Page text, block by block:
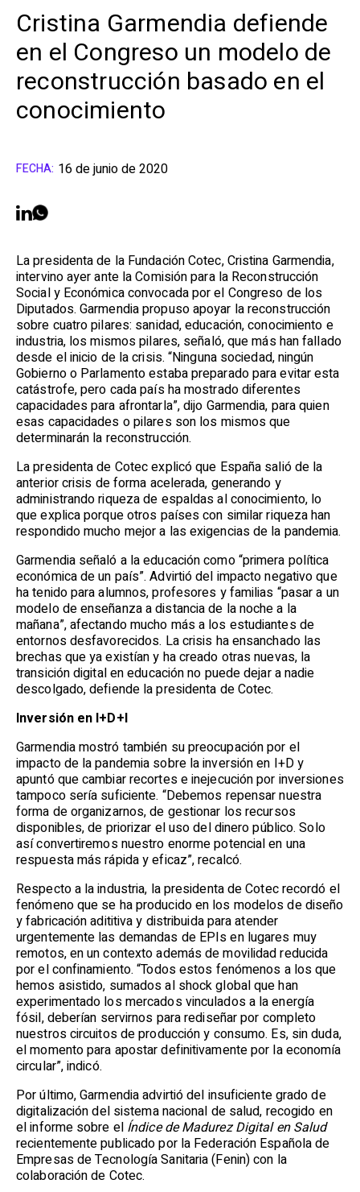
Cristina Garmendia defiende
en el Congreso un modelo de
reconstrucción basado en el
conocimiento
FECHA: 16 de junio de 2020
La presidenta de la Fundación Cotec, Cristina Garmendia,
intervino ayer ante la Comisión para la Reconstrucción
Social y Económica convocada por el Congreso de los
Diputados. Garmendia propuso apoyar la reconstrucción
sobre cuatro pilares: sanidad, educación, conocimiento e
industria, los mismos pilares, señaló, que más han fallado
desde el inicio de la crisis. “Ninguna sociedad, ningún
Gobierno o Parlamento estaba preparado para evitar esta
catástrofe, pero cada país ha mostrado diferentes
capacidades para afrontarla”, dijo Garmendia, para quien
esas capacidades o pilares son los mismos que
determinarán la reconstrucción.
La presidenta de Cotec explicó que España salió de la
anterior crisis de forma acelerada, generando y
administrando riqueza de espaldas al conocimiento, lo
que explica porque otros países con similar riqueza han
respondido mucho mejor a las exigencias de la pandemia.
Garmendia señaló a la educación como “primera política
económica de un país”. Advirtió del impacto negativo que
ha tenido para alumnos, profesores y familias “pasar a un
modelo de enseñanza a distancia de la noche a la
mañana”, afectando mucho más a los estudiantes de
entornos desfavorecidos. La crisis ha ensanchado las
brechas que ya existían y ha creado otras nuevas, la
transición digital en educación no puede dejar a nadie
descolgado, defiende la presidenta de Cotec.
Inversión en I+D+I
Garmendia mostró también su preocupación por el
impacto de la pandemia sobre la inversión en I+D y
apuntó que cambiar recortes e inejecución por inversiones
tampoco sería suficiente. “Debemos repensar nuestra
forma de organizarnos, de gestionar los recursos
disponibles, de priorizar el uso del dinero público. Solo
así convertiremos nuestro enorme potencial en una
respuesta más rápida y eficaz”, recalcó.
Respecto a la industria, la presidenta de Cotec recordó el
fenómeno que se ha producido en los modelos de diseño
y fabricación adititiva y distribuida para atender
urgentemente las demandas de EPIs en lugares muy
remotos, en un contexto además de movilidad reducida
por el confinamiento. “Todos estos fenómenos a los que
hemos asistido, sumados al shock global que han
experimentado los mercados vinculados a la energía
fósil, deberían servirnos para rediseñar por completo
nuestros circuitos de producción y consumo. Es, sin duda,
el momento para apostar definitivamente por la economía
circular”, indicó.
Por último, Garmendia advirtió del insuficiente grado de
digitalización del sistema nacional de salud, recogido en
el informe sobre el Índice de Madurez Digital en Salud
recientemente publicado por la Federación Española de
Empresas de Tecnología Sanitaria (Fenin) con la
colaboración de Cotec.